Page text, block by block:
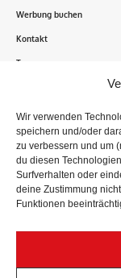
Wir verwenden
speichern und/oder
zu verbessern und um
du diesen
Surfverhalten oder
deine Zustimmung
Funktionen
Werbung buchen
Kontakt
Transparenz
Tausende
Informationen,
recherchieren,